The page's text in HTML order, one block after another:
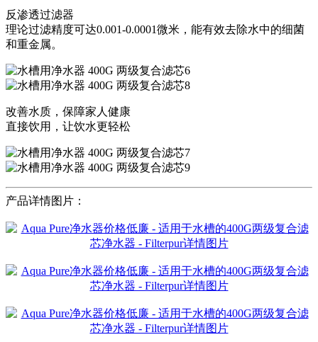
反渗透过滤器
理论过滤精度可达0.001-0.0001微米，能有效去除水中的细菌
和重金属。
改善水质，保障家人健康
直接饮用，让饮水更轻松
产品详情图片：